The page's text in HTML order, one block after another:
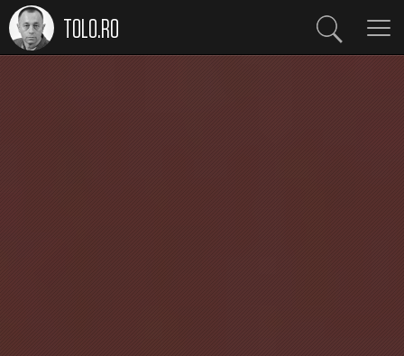
TOLO.RO